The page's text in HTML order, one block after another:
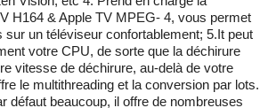
H164 & Apple TV MPEG- 4, vous permet
sur un téléviseur confortablement; 5.It peut
votre CPU, de sorte que la déchirure
vitesse de déchirure, au-delà de votre
le multithreading et la conversion par lots.
défaut beaucoup, il offre de nombreuses